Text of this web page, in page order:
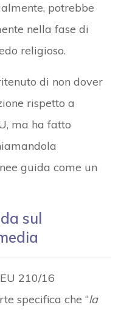
potrebbe
nella fase di
religioso.
di non dover
rispetto a
ma ha fatto
guida come un
sul
210/16
specifica che “la